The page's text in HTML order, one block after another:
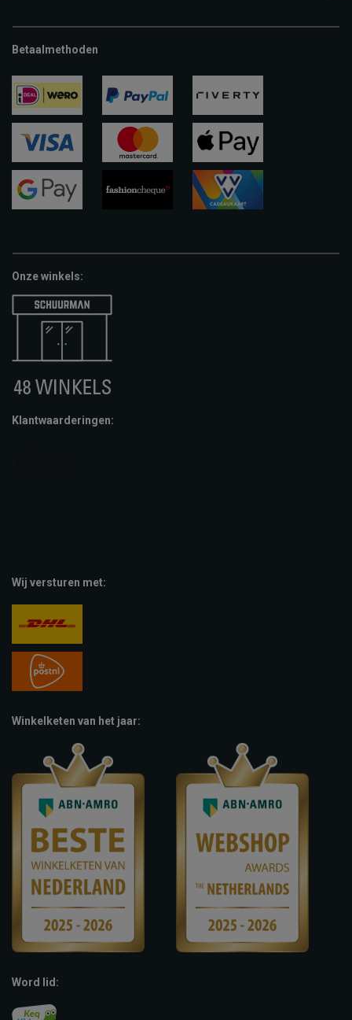
Betaalmethoden
ideal paypal riverty
visa
apple-
pay
Onze winkels:
Klantwaarderingen:
Wij versturen met:
Winkelketen van het jaar:
Word lid: